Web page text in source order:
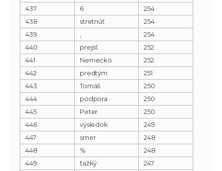
437 6
254
438
stretnúť
254
439
254
440
prejsť
252
441
Nemecko
252
442
predtým
251
443
Tomáš
250
444
podpora
250
445
Peter
250
446
výsledok
249
447
smer
248
448
%
248
449
ťažký
247